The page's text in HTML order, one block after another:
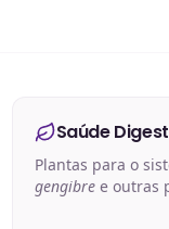
Saúde
Plantas para o
gengibree outras